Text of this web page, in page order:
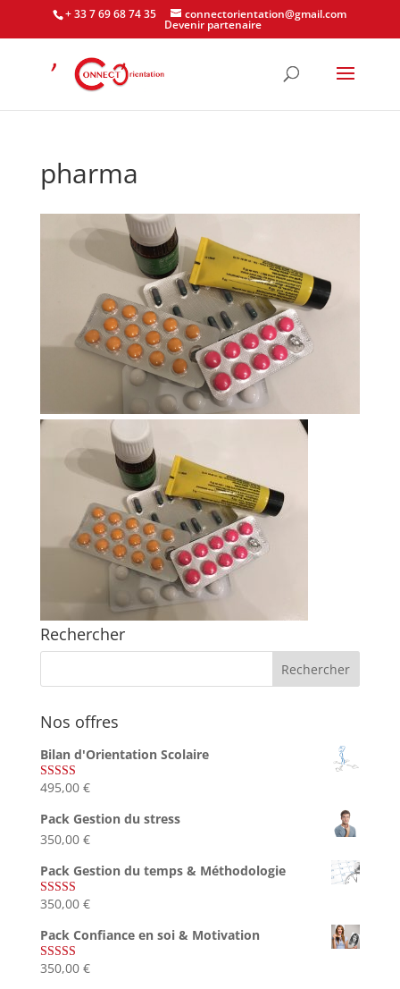
+ 33 7 69 68 74 35 connectorientation@gmail.com
Devenir partenaire
pharma
Rechercher
Nos offres
Bilan d'Orientation Scolaire
Note4.75
495,00 €
Pack Gestion du stress
350,00 €
Pack Gestion du temps & Méthodologie
Note5.00
350,00 €
Pack Confiance en soi & Motivation
Note5.00
350,00 €